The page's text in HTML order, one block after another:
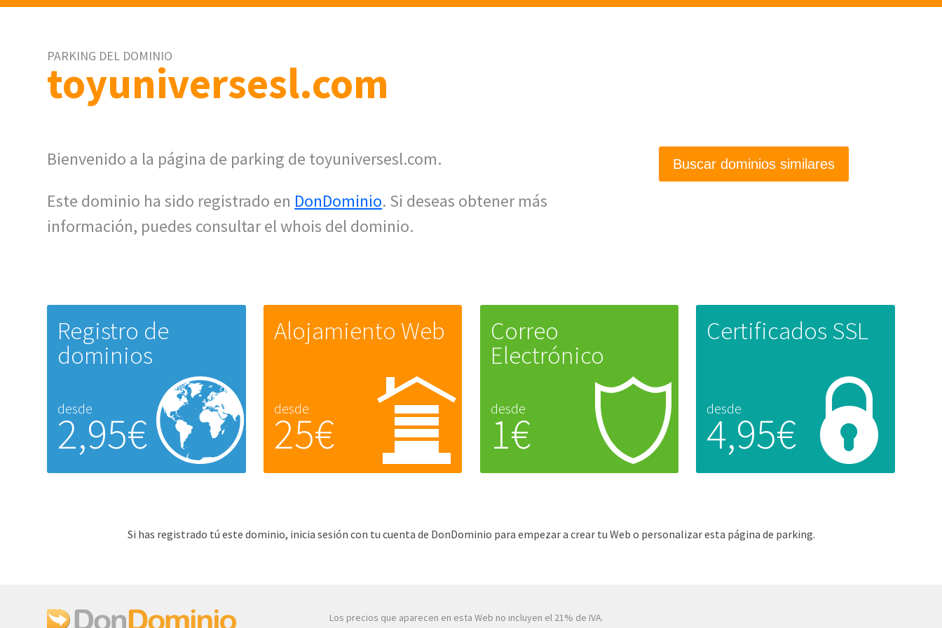
PARKING DEL DOMINIO
toyuniversesl.com
Bienvenido a la página de parking de toyuniversesl.com.
Este dominio ha sido registrado en DonDominio. Si deseas obtener más
información, puedes consultar el whois del dominio.
Buscar dominios similares
Registro de
dominios
desde
2,95€
Alojamiento Web
desde
25€
Correo
Electrónico
desde
1€
Certificados SSL
desde
4,95€
Si has registrado tú este dominio, inicia sesión con tu cuenta de DonDominio para empezar a crear tu Web o personalizar esta página de parking.
Los precios que aparecen en esta Web no incluyen el 21% de IVA.